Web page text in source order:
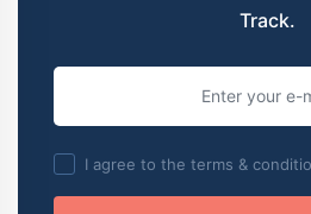
Track.
I agree to the terms &